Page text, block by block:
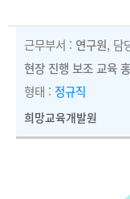
근무부서 : 연구원, 담
현장 진행 보조 교육
형태 : 정규직
희망교육개발원